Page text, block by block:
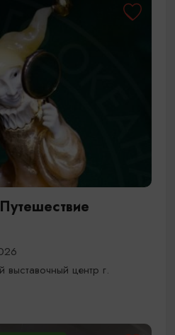
выставочный центр г.